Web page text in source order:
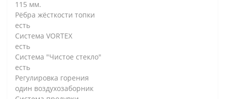
115 мм.
Рёбра жёсткости топки
есть
Система VORTEX
есть
Система "Чистое стекло"
есть
Регулировка горения
один воздухозаборник